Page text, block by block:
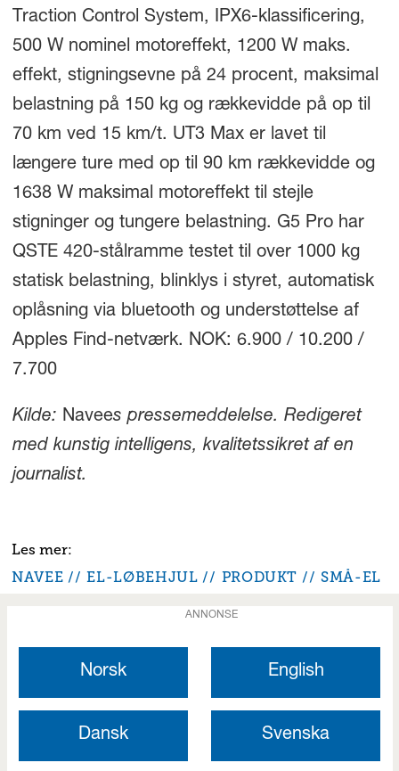
Traction Control System, IPX6-klassificering,
500 W nominel motoreffekt, 1200 W maks.
effekt, stigningsevne på 24 procent, maksimal
belastning på 150 kg og rækkevidde på op til
70 km ved 15 km/t. UT3 Max er lavet til
længere ture med op til 90 km rækkevidde og
1638 W maksimal motoreffekt til stejle
stigninger og tungere belastning. G5 Pro har
QSTE 420-stålramme testet til over 1000 kg
statisk belastning, blinklys i styret, automatisk
oplåsning via bluetooth og understøttelse af
Apples Find-netværk. NOK: 6.900 / 10.200 /
7.700
Kilde: Navees pressemeddelelse. Redigeret
med kunstig intelligens, kvalitetssikret af en
journalist.
NAVEE EL-LØBEHJUL PRODUKT SMÅ-EL
ANNONSE
Norsk English
Dansk Svenska